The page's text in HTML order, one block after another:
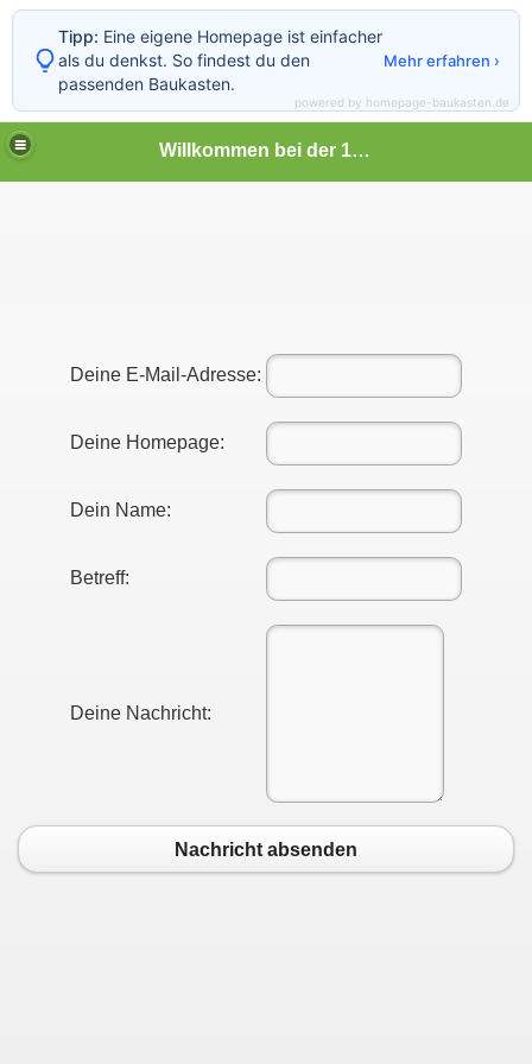
Willkommen bei der 1.C-Jugend des SC U SalzGitter
Deine E-Mail-Adresse:
Deine Homepage:
Dein Name:
Betreff:
Deine Nachricht:
Nachricht absenden
Tipp: Eine eigene Homepage ist einfacher
als du denkst. So findest du den
passenden Baukasten.
Mehr erfahren ›
powered by homepage-baukasten.de